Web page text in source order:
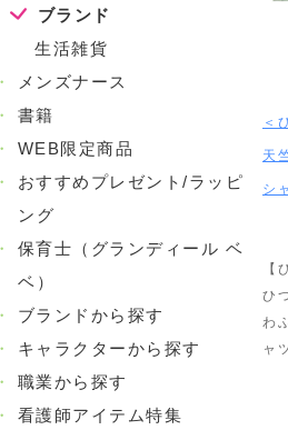
ブランド
生活雑貨
・
メンズナース
・
書籍
・
WEB限定商品
・
おすすめプレゼント/ラッピ
ング
・
保育士（グランディール ベ
ベ）
・
ブランドから探す
・
キャラクターから探す
・
職業から探す
・
看護師アイテム特集
＜
天
シ
【
ひ
わ
ャ